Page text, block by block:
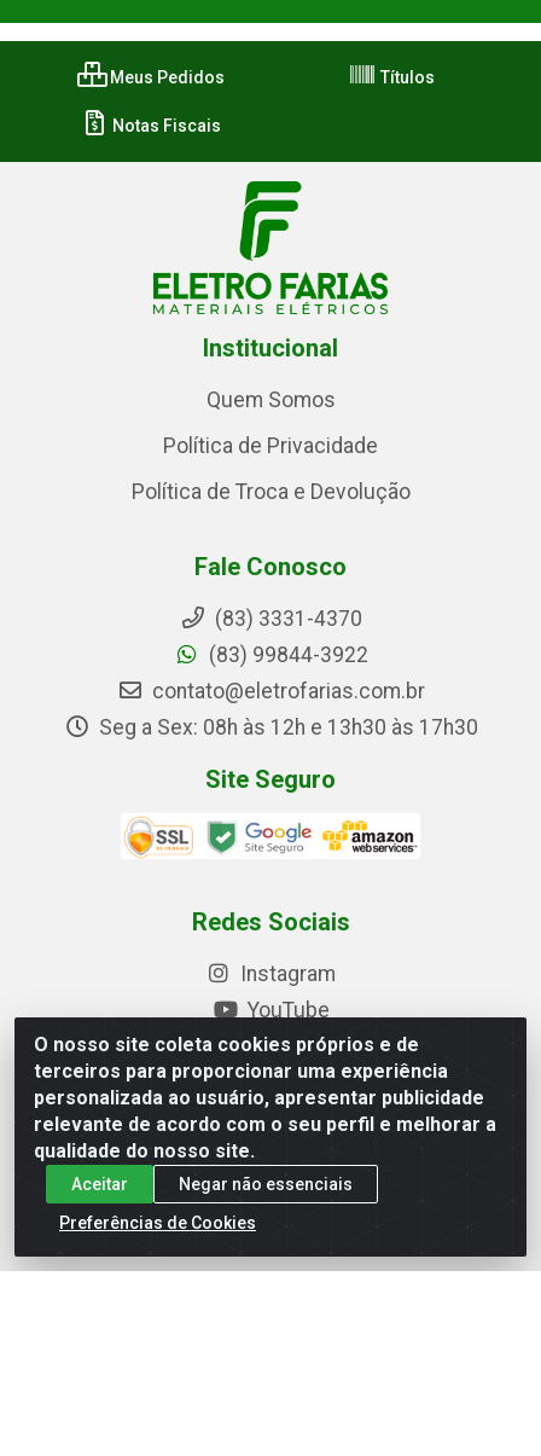
O nosso site coleta cookies próprios e de
terceiros para proporcionar uma experiência
personalizada ao usuário, apresentar publicidade
relevante de acordo com o seu perfil e melhorar a
qualidade do nosso site.
Aceitar
Negar não essenciais
Preferências de Cookies
Meus Pedidos Títulos
Notas Fiscais
Institucional
Quem Somos
Política de Privacidade
Política de Troca e Devolução
Fale Conosco
(83) 3331-4370
(83) 99844-3922
contato@eletrofarias.com.br
Seg a Sex: 08h às 12h e 13h30 às 17h30
Site Seguro
Redes Sociais
Instagram
YouTube
Formas de Pagamento
Baixe nosso APP